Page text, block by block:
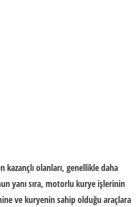
olanları, genellikle daha
yanı sıra, motorlu kurye işlerinin
ve kuryenin sahip olduğu araçlara